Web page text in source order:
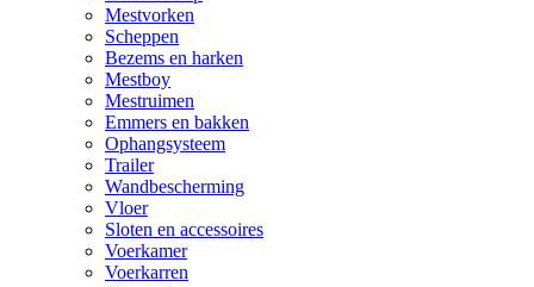
Mestvorken
Scheppen
Bezems en harken
Mestboy
Mestruimen
Emmers en bakken
Ophangsysteem
Trailer
Wandbescherming
Vloer
Sloten en accessoires
Voerkamer
Voerkarren